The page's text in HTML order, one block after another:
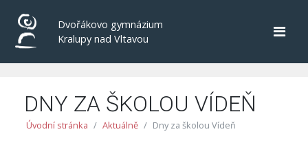
Dvořákovo gymnázium
Kralupy nad Vltavou
DNY ZA ŠKOLOU VÍDEŇ
Úvodní stránka Aktuálně Dny za školou Vídeň